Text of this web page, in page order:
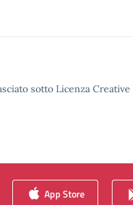
sotto Licenza
App Store